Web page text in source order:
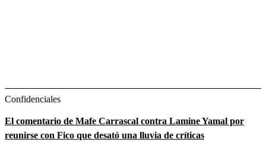
Confidenciales
El comentario de Mafe Carrascal contra Lamine Yamal por
reunirse con Fico que desató una lluvia de críticas